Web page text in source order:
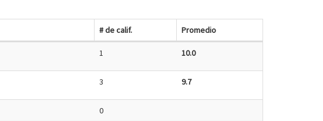
# de calif. Promedio
1 10.0
3 9.7
0